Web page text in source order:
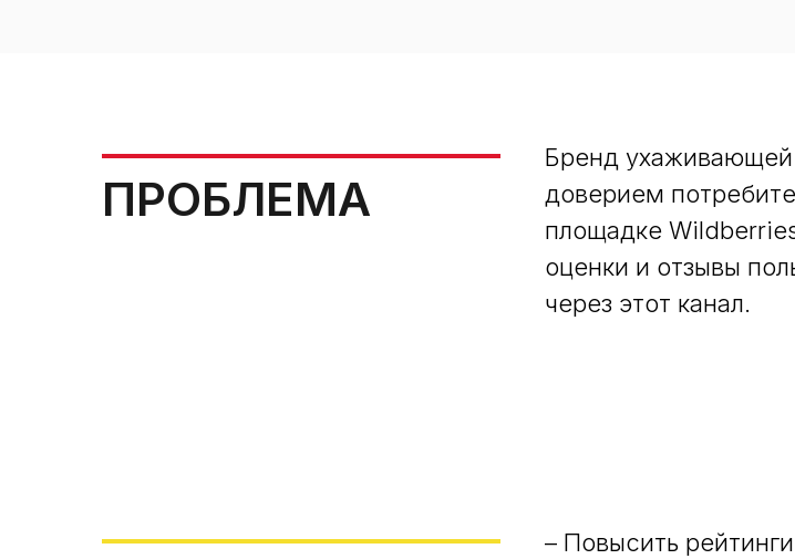
ПРОБЛЕМА
Бренд ухаживающей
доверием
площадке
оценки и отзывы
через этот канал.
– Повысить